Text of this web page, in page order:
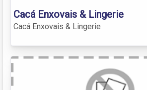
Cacá Enxovais & Lingerie
Cacá Enxovais & Lingerie